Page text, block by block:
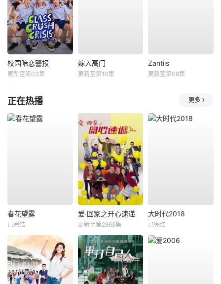
校园暗恋警报
更新至第03集
嫁入高门
更新至第10集
Zantiis
更新至第08集
正在热播 更多
春花望露
已完结
爱·回家之开心速递
更新至第2868集
大时代2018
已完结